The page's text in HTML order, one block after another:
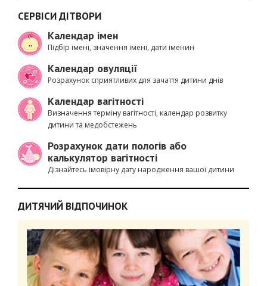
СЕРВІСИ ДІТВОРИ
Календар імен
Підбір імені, значення імені, дати іменин
Календар овуляції
Розрахунок сприятливих для зачаття дитини днів
Календар вагітності
Визначення терміну вагітності, календар розвитку
дитини та медобстежень
Розрахунок дати пологів або
калькулятор вагітності
Дізнайтесь імовірну дату народження вашої дитини
ДИТЯЧИЙ ВІДПОЧИНОК